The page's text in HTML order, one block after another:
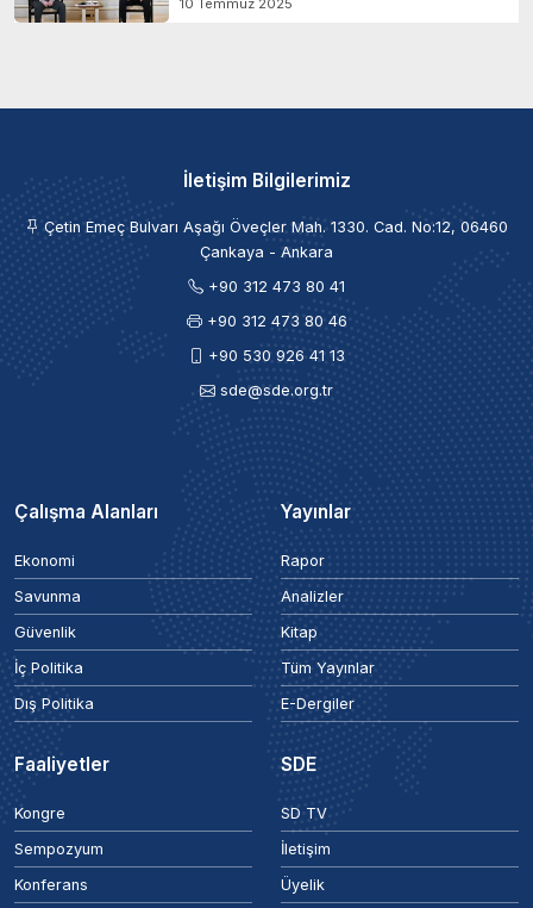
10 Temmuz 2025
İletişim Bilgilerimiz
Çetin Emeç Bulvarı Aşağı Öveçler Mah. 1330. Cad. No:12, 06460
Çankaya - Ankara
+90 312 473 80 41
+90 312 473 80 46
+90 530 926 41 13
sde@sde.org.tr
Çalışma Alanları
Ekonomi
Savunma
Güvenlik
İç Politika
Dış Politika
Yayınlar
Rapor
Analizler
Kitap
Tüm Yayınlar
E-Dergiler
Faaliyetler
Kongre
Sempozyum
Konferans
SDE
SD TV
İletişim
Üyelik